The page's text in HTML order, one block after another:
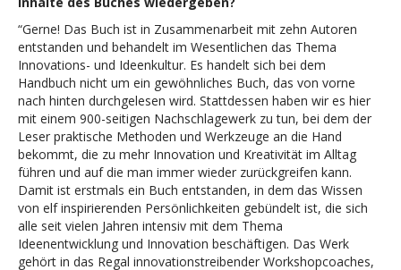
“Gerne! Das Buch ist in Zusammenarbeit mit zehn Autoren
entstanden und behandelt im Wesentlichen das Thema
Innovations- und Ideenkultur. Es handelt sich bei dem
Handbuch nicht um ein gewöhnliches Buch, das von vorne
nach hinten durchgelesen wird. Stattdessen haben wir es hier
mit einem 900-seitigen Nachschlagewerk zu tun, bei dem der
Leser praktische Methoden und Werkzeuge an die Hand
bekommt, die zu mehr Innovation und Kreativität im Alltag
führen und auf die man immer wieder zurückgreifen kann.
Damit ist erstmals ein Buch entstanden, in dem das Wissen
von elf inspirierenden Persönlichkeiten gebündelt ist, die sich
alle seit vielen Jahren intensiv mit dem Thema
Ideenentwicklung und Innovation beschäftigen. Das Werk
gehört in das Regal innovationstreibender Workshopcoaches,